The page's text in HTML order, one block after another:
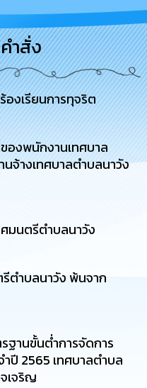
ำสั่ง
องเรียนการทุจริต
องพนักงานเทศบาล
จ้างเทศบาลตำบลนาวัง
มนตรีตำบลนาวัง
รีตำบลนาวัง พ้นจาก
ฐานขั้นต่ำการจัดการ
ปี 2565 เทศบาลตำบล
เจริญ